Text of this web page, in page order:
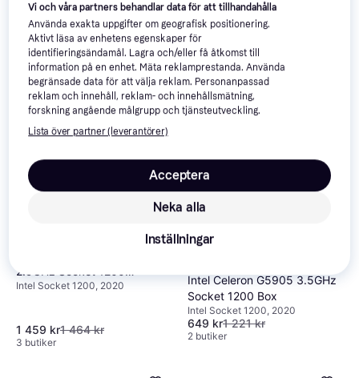
Intel Socket 1200
6 089 kr6 201 kr
Från 2 098 kr/mån
3 butiker
Intel Socket 1200, 2021
7 614 kr
Från 2 623 kr/mån
3 butiker
2.9GHz Socket 1200
Tray
Intel Socket 1200, 2020
1 459 kr1 464 kr
3 butiker
-47%
Intel Celeron G5905 3.5GHz
Socket 1200 Box
Intel Socket 1200, 2020
649 kr1 221 kr
2 butiker
Vi och våra partners behandlar data för att tillhandahålla
Använda exakta uppgifter om geografisk positionering.
Aktivt läsa av enhetens egenskaper för
identifieringsändamål. Lagra och/eller få åtkomst till
information på en enhet. Mäta reklamprestanda. Använda
begränsade data för att välja reklam. Personanpassad
reklam och innehåll, reklam- och innehållsmätning,
forskning angående målgrupp och tjänsteutveckling.
Lista över partner (leverantörer)
Neka alla
Acceptera
Inställningar